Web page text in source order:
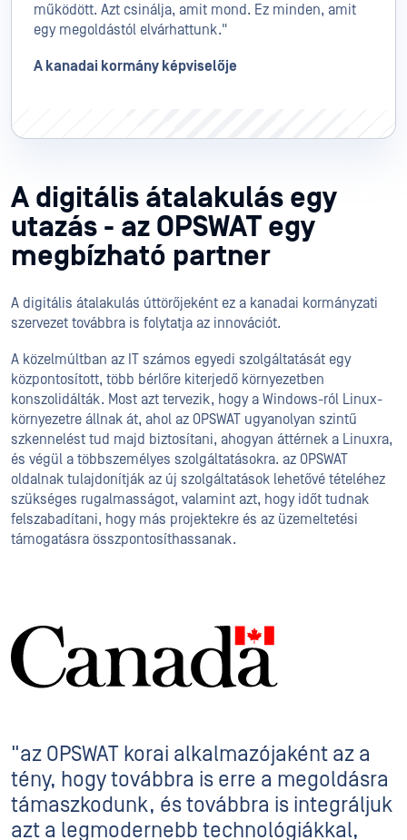
működött. Azt csinálja, amit mond. Ez minden, amit
egy megoldástól elvárhattunk."
A kanadai kormány képviselője
A digitális átalakulás egy
utazás - az OPSWAT egy
megbízható partner
A digitális átalakulás úttörőjeként ez a kanadai kormányzati
szervezet továbbra is folytatja az innovációt.
A közelmúltban az IT számos egyedi szolgáltatását egy
központosított, több bérlőre kiterjedő környezetben
konszolidálták. Most azt tervezik, hogy a Windows-ról Linux-
környezetre állnak át, ahol az OPSWAT ugyanolyan szintű
szkennelést tud majd biztosítani, ahogyan áttérnek a Linuxra,
és végül a többszemélyes szolgáltatásokra. az OPSWAT
oldalnak tulajdonítják az új szolgáltatások lehetővé tételéhez
szükséges rugalmasságot, valamint azt, hogy időt tudnak
felszabadítani, hogy más projektekre és az üzemeltetési
támogatásra összpontosíthassanak.
"az OPSWAT korai alkalmazójaként az a
tény, hogy továbbra is erre a megoldásra
támaszkodunk, és továbbra is integráljuk
azt a legmodernebb technológiákkal,